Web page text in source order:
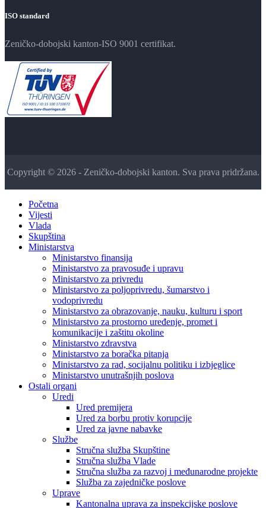
ISO standard
Zeničko-dobojski kanton-ISO 9001 certifikat.
Copyright © 2026 - Zeničko-dobojski kanton. Sva prava pridržana.
Početna
Vijesti
Vlada
Skupština
Ministarstva
Ministarstvo finansija
Ministarstvo za pravosuđe i upravu
Ministarstvo za privredu
Ministarstvo za poljoprivredu, šumarstvo i
vodoprivredu
Ministarstvo za obrazovanje, nauku, kulturu i sport
Ministarstvo za prostorno uređenje, promet i
komunikacije i zaštitu okoline
Ministarstvo zdravstva
Ministarstvo za boračka pitanja
Ministarstvo za rad, socijalnu politiku i izbjeglice
Ministarstvo unutrašnjih poslova
Ostali organi
Uredi
Ured premijera
Ured za borbu protiv korupcije
Ured za javne nabavke
Službe
Stručna služba Skupštine
Stručna služba Vlade
Stručna služba za razvoj i međunarodne projekte
Služba za zajedničke poslove
Uprave
Kantonalna uprava za inspekcijske poslove